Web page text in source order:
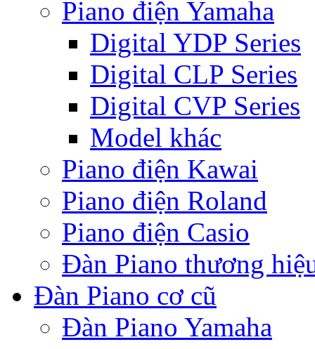
Piano điện Yamaha
Digital YDP Series
Digital CLP Series
Digital CVP Series
Model khác
Piano điện Kawai
Piano điện Roland
Piano điện Casio
Đàn Piano thương
Đàn Piano cơ cũ
Đàn Piano Yamaha